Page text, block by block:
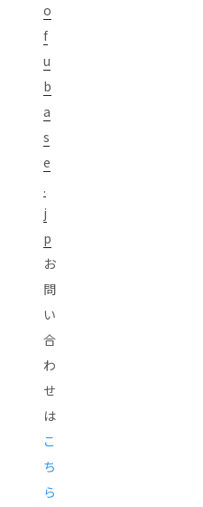
o
f
u
b
a
s
e
.
j
p
お
問
い
合
わ
せ
は
こ
ち
ら